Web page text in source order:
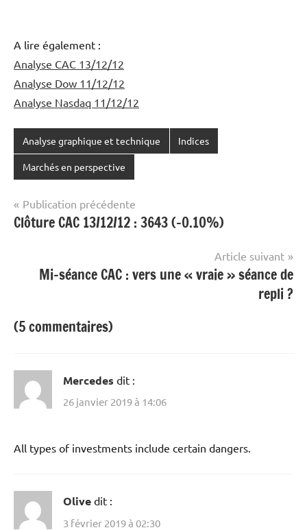
A lire également :
Analyse CAC 13/12/12
Analyse Dow 11/12/12
Analyse Nasdaq 11/12/12
Analyse graphique et technique Indices
Marchés en perspective
Navigation
de
Publication précédente
Clôture CAC 13/12/12 : 3643 (-0.10%)
Article suivant
Mi-séance CAC : vers une « vraie » séance de
repli ?
(5 commentaires)
Mercedes dit :
26 janvier 2019 à 14:06
All types of investments include certain dangers.
Olive dit :
3 février 2019 à 02:30